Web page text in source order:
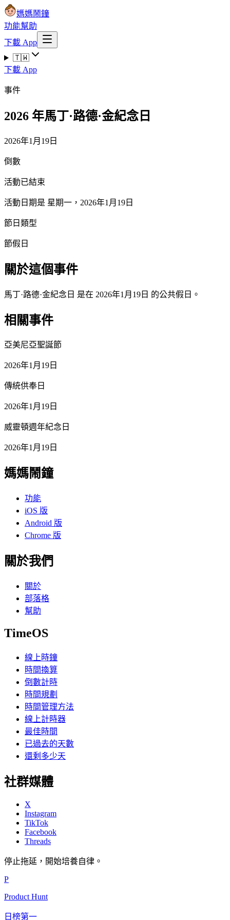
媽媽鬧鐘
功能幫助
下載 App
🇹🇼
下載 App
事件
2026 年馬丁·路德·金紀念日
2026年1月19日
倒數
活動已結束
活動日期是 星期一，2026年1月19日
節日類型
節假日
關於這個事件
馬丁·路德·金紀念日 是在 2026年1月19日 的公共假日。
相關事件
亞美尼亞聖誕節
2026年1月19日
傳統供奉日
2026年1月19日
威靈頓週年紀念日
2026年1月19日
媽媽鬧鐘
功能
iOS 版
Android 版
Chrome 版
關於我們
關於
部落格
幫助
TimeOS
線上時鐘
時間換算
倒數計時
時間規劃
時間管理方法
線上計時器
最佳時間
已過去的天數
還剩多少天
社群媒體
X
Instagram
TikTok
Facebook
Threads
停止拖延，開始培養自律。
P
Product Hunt
日榜第一